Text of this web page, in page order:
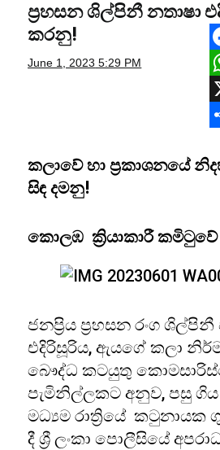
ප්‍රහසන ශිල්පිනී නතාෂා
කරනු!
June 1, 2023 5:29 PM
X
කලාවේ හා ප්‍රකාශනයේ
සිඳ දමනු!
කොලඹ ක්‍රියාකාරී කමිටුවේ
ජනප්‍රිය ප්‍රහසන රංග
එදිරිසූරිය, ඇයගේ කලා
බෞද්ධ කටයුතු
පැමිනිල්ලකට අනුව, පසු ගිය
මධ්‍යම රාත්‍රියේ
දී ශ්‍රී ලංකා පොලීසියේ